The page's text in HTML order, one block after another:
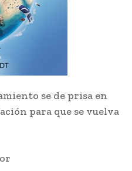
se de prisa en
para que se vuelva